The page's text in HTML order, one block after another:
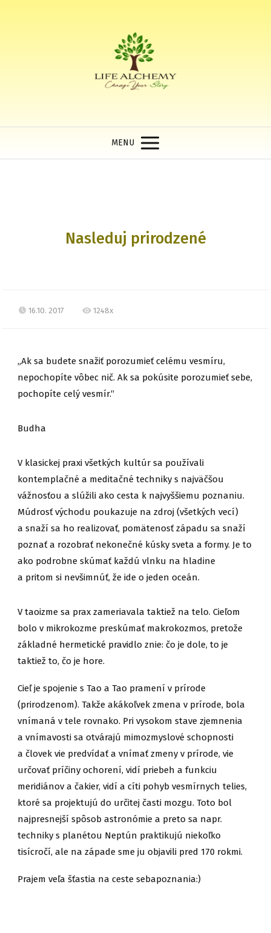
MENU
Nasleduj prirodzené
16.10. 2017 1248x
„Ak sa budete snažiť porozumieť celému vesmíru,
nepochopíte vôbec nič. Ak sa pokúsite porozumieť sebe,
pochopíte celý vesmír.“
Budha
V klasickej praxi všetkých kultúr sa používali
kontemplačné a meditačné techniky s najväčšou
vážnosťou a slúžili ako cesta k najvyššiemu poznaniu.
Múdrosť východu poukazuje na zdroj (všetkých vecí)
a snaží sa ho realizovať, pomätenosť západu sa snaží
poznať a rozobrať nekonečné kúsky sveta a formy. Je to
ako podrobne skúmať každú vlnku na hladine
a pritom si nevšimnúť, že ide o jeden oceán.
V taoizme sa prax zameriavala taktiež na telo. Cieľom
bolo v mikrokozme preskúmať makrokozmos, pretože
základné hermetické pravidlo znie: čo je dole, to je
taktiež to, čo je hore.
Cieľ je spojenie s Tao a Tao pramení v prírode
(prirodzenom). Takže akákoľvek zmena v prírode, bola
vnímaná v tele rovnako. Pri vysokom stave zjemnenia
a vnímavosti sa otvárajú mimozmyslové schopnosti
a človek vie predvídať a vnímať zmeny v prírode, vie
určovať príčiny ochorení, vidí priebeh a funkciu
meridiánov a čakier, vidí a cíti pohyb vesmírnych telies,
ktoré sa projektujú do určitej časti mozgu. Toto bol
najpresnejší spôsob astronómie a preto sa napr.
techniky s planétou Neptún praktikujú niekoľko
tisícročí, ale na západe sme ju objavili pred 170 rokmi.
Prajem veľa šťastia na ceste sebapoznania:)